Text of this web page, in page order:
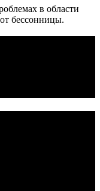
в области
бессонницы.